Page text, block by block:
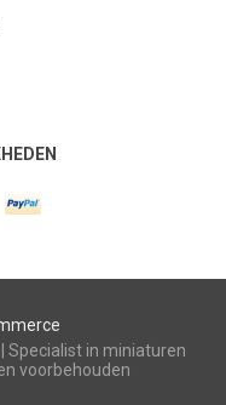
Specialist in miniaturen
voorbehouden